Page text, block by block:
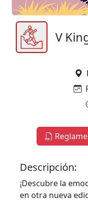
V
Descripción:
¡Descubre la
en otra nueva